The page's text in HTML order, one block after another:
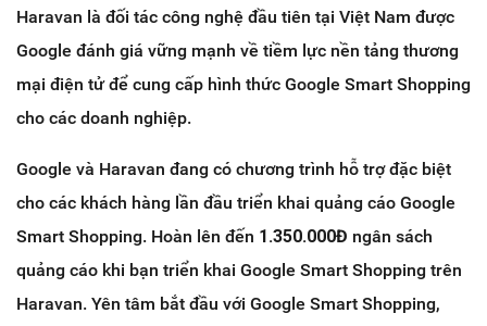
Haravan là đối tác công nghệ đầu tiên tại Việt Nam được
Google đánh giá vững mạnh về tiềm lực nền tảng thương
mại điện tử để cung cấp hình thức Google Smart Shopping
cho các doanh nghiệp.
Google và Haravan đang có chương trình hỗ trợ đặc biệt
cho các khách hàng lần đầu triển khai quảng cáo Google
Smart Shopping. Hoàn lên đến 1 .350.000Đ ngân sách
quảng cáo khi bạn triển khai Google Smart Shopping trên
Haravan. Yên tâm bắt đầu với Google Smart Shopping,